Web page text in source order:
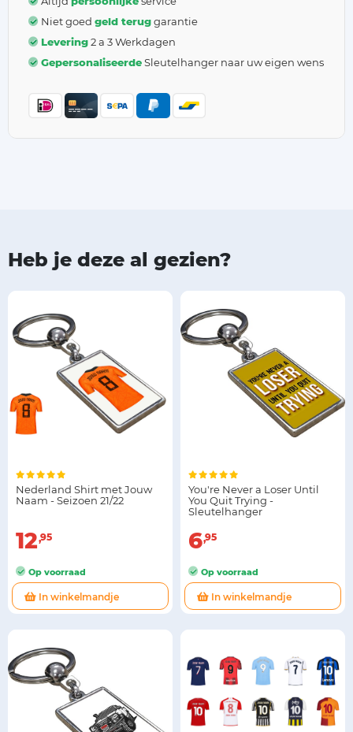
Niet goed geld teruggarantie
Levering2 a 3 Werkdagen
GepersonaliseerdeSleutelhanger naar uw eigen wens
Heb je deze al gezien?
Nederland Shirt met Jouw
Naam - Seizoen 21/22
12 95
Op voorraad
In winkelmandje
You're Never a Loser Until
You Quit Trying -
Sleutelhanger
6 95
Op voorraad
In winkelmandje